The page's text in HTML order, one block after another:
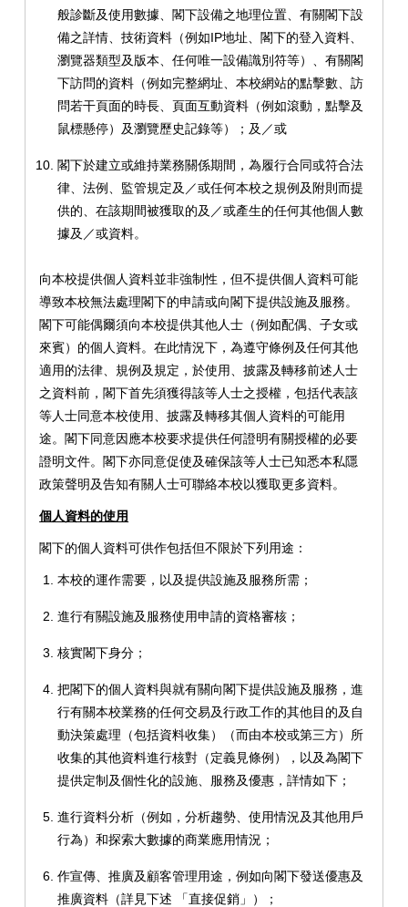
般診斷及使用數據、閣下設備之地理位置、有關閣下設
備之詳情、技術資料（例如IP地址、閣下的登入資料、
瀏覽器類型及版本、任何唯一設備識別符等）、有關閣
下訪問的資料（例如完整網址、本校網站的點擊數、訪
問若干頁面的時長、頁面互動資料（例如滾動，點擊及
鼠標懸停）及瀏覽歷史記錄等）；及／或
閣下於建立或維持業務關係期間，為履行合同或符合法
律、法例、監管規定及／或任何本校之規例及附則而提
供的、在該期間被獲取的及／或產生的任何其他個人數
據及／或資料。
向本校提供個人資料並非強制性，但不提供個人資料可能
導致本校無法處理閣下的申請或向閣下提供設施及服務。
閣下可能偶爾須向本校提供其他人士（例如配偶、子女或
來賓）的個人資料。在此情況下，為遵守條例及任何其他
適用的法律、規例及規定，於使用、披露及轉移前述人士
之資料前，閣下首先須獲得該等人士之授權，包括代表該
等人士同意本校使用、披露及轉移其個人資料的可能用
途。閣下同意因應本校要求提供任何證明有關授權的必要
證明文件。閣下亦同意促使及確保該等人士已知悉本私隱
政策聲明及告知有關人士可聯絡本校以獲取更多資料。
個人資料的使用
閣下的個人資料可供作包括但不限於下列用途：
本校的運作需要，以及提供設施及服務所需；
進行有關設施及服務使用申請的資格審核；
核實閣下身分；
把閣下的個人資料與就有關向閣下提供設施及服務，進
行有關本校業務的任何交易及行政工作的其他目的及自
動決策處理（包括資料收集）（而由本校或第三方）所
收集的其他資料進行核對（定義見條例），以及為閣下
提供定制及個性化的設施、服務及優惠，詳情如下；
進行資料分析（例如，分析趨勢、使用情況及其他用戶
行為）和探索大數據的商業應用情況；
作宣傳、推廣及顧客管理用途，例如向閣下發送優惠及
推廣資料（詳見下述 「直接促銷」）；